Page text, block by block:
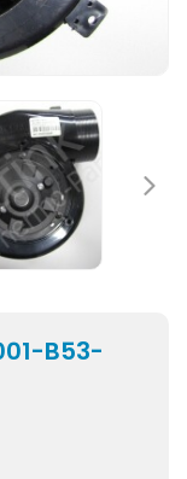
B53-